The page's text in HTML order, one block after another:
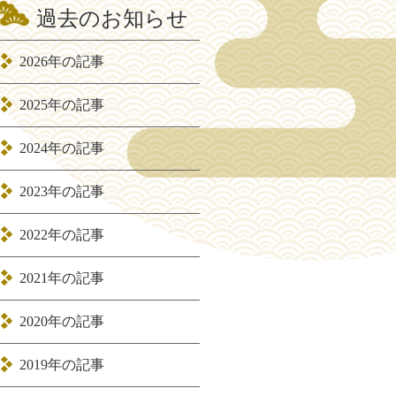
過去のお知らせ
2026年の記事
2025年の記事
2024年の記事
2023年の記事
2022年の記事
2021年の記事
2020年の記事
2019年の記事